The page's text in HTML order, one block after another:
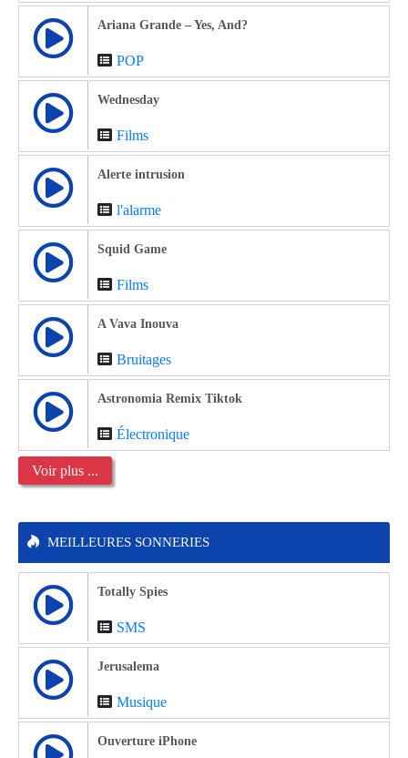
Ariana Grande – Yes, And?
POP
Wednesday
Films
Alerte intrusion
l'alarme
Squid Game
Films
A Vava Inouva
Bruitages
Astronomia Remix Tiktok
Électronique
Voir plus ...
MEILLEURES SONNERIES
Totally Spies
SMS
Jerusalema
Musique
Ouverture iPhone